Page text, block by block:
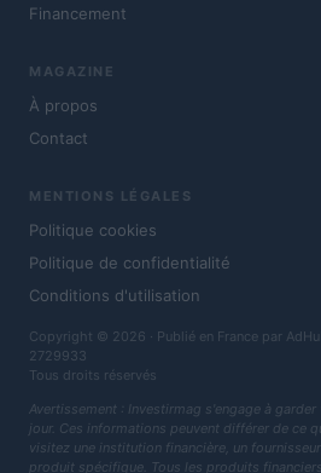
Financement
MAGAZINE
À propos
Contact
MENTIONS LÉGALES
Politique cookies
Politique de confidentialité
Conditions d'utilisation
Copyright © 2026 · Publié en France par
2729933
Tous droits réservés
Avertissement : Investirmag s'engage à
jour. Ces informations peuvent différer de ce
visitez une institution financière, un
produit spécifique. Tous les produits